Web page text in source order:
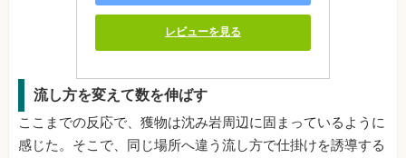
レビューを見る
流し方を変えて数を伸ばす
ここまでの反応で、獲物は沈み岩周辺に固まっているように
感じた。そこで、同じ場所へ違う流し方で仕掛けを誘導する